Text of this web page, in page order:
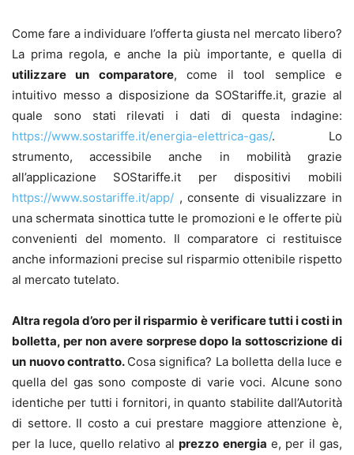
Come fare a individuare l’offerta giusta nel mercato libero?
La prima regola, e anche la più importante, e quella di
utilizzare un comparatore, come il tool semplice e
intuitivo messo a disposizione da SOStariffe.it, grazie al
quale sono stati rilevati i dati di questa indagine:
https://www.sostariffe.it/energia-elettrica-gas/. Lo
strumento, accessibile anche in mobilità grazie
all’applicazione
SOStariffe.it per dispositivi mobili
https://www.sostariffe.it/app/ , consente di visualizzare in
una schermata sinottica tutte le promozioni e le offerte più
convenienti del momento. Il comparatore ci restituisce
anche informazioni precise sul risparmio ottenibile rispetto
al mercato tutelato.
Altra regola d’oro per il risparmio è verificare tutti i costi in
bolletta, per non avere sorprese dopo la sottoscrizione di
un nuovo contratto. Cosa significa? La bolletta della luce e
quella del gas sono composte di varie voci. Alcune sono
identiche per tutti i fornitori, in quanto stabilite dall’Autorità
di settore. Il costo a cui prestare maggiore attenzione è,
per la luce, quello relativo alprezzo energia e, per il gas,